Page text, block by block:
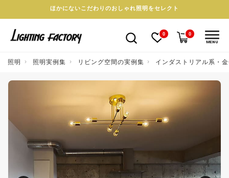
ほかにないこだわりのおしゃれ照明をセレクト
0 0
MENU
照明 照明実例集 リビング空間の実例集 インダストリアル系・